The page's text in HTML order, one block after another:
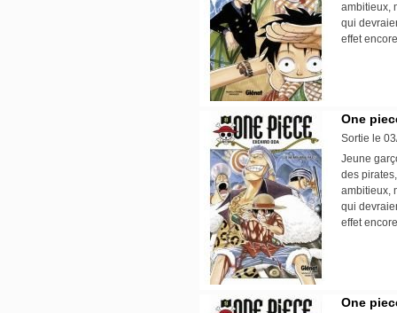
ambitieux,
qui
effet
One
Sortie le
Jeune
des
ambitieux,
qui
effet
One